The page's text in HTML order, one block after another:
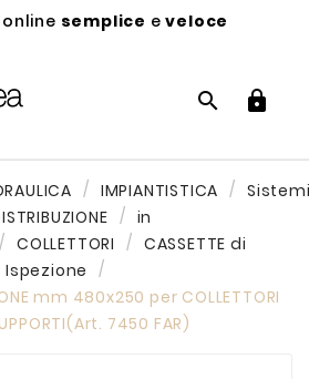
semplice eveloce
 
IMPIANTISTICA
in
COLLETTORI
CASSETTE di
Ispezione
mm 480x250 per COLLETTORI
7450 FAR)